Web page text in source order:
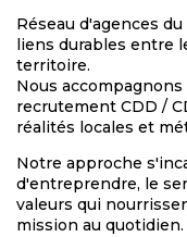
Réseau d'agences du
liens durables entre
territoire.
Nous
recrutement CDD /
réalités locales et
Notre approche
d'entreprendre, le
valeurs qui
mission au quotidien.